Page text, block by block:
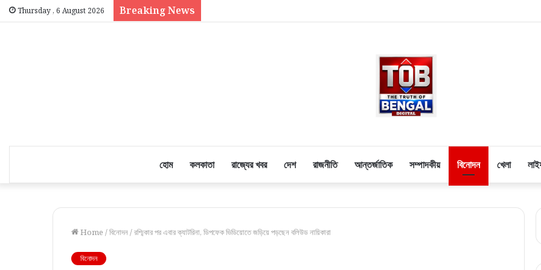
Thursday , 6 August 2026 Breaking News
হোম কলকাতা রাজ্যের খবর দেশ রাজনীতি আন্তর্জাতিক সম্পাদকীয় বিনোদন খেলা
Home /বিনোদন/রশ্মিকার পর এবার ক্যাটরিনা, ডিপফেক ভিডিয়োতে জড়িয়ে পড়ছেন বলিউড নায়িকারা
বিনোদন